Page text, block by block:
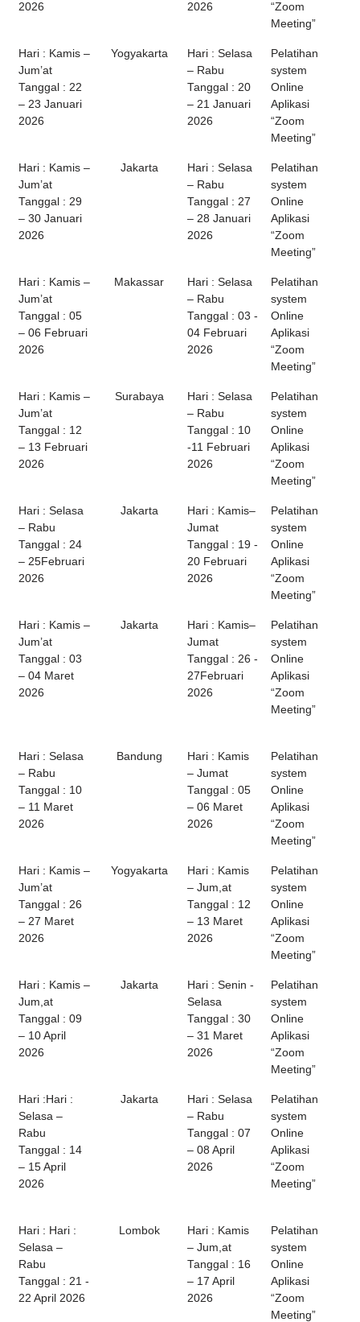
2026
2026
“Zoom
Meeting”
Hari : Kamis –
Jum’at
Tanggal : 22
– 23 Januari
2026
Yogyakarta
Hari : Selasa
– Rabu
Tanggal : 20
– 21 Januari
2026
Pelatihan
system
Online
Aplikasi
“Zoom
Meeting”
Hari : Kamis –
Jum’at
Tanggal : 29
– 30 Januari
2026
Jakarta
Hari : Selasa
– Rabu
Tanggal : 27
– 28 Januari
2026
Pelatihan
system
Online
Aplikasi
“Zoom
Meeting”
Hari : Kamis –
Jum’at
Tanggal : 05
– 06 Februari
2026
Makassar
Hari : Selasa
– Rabu
Tanggal : 03 -
04 Februari
2026
Pelatihan
system
Online
Aplikasi
“Zoom
Meeting”
Hari : Kamis –
Jum’at
Tanggal : 12
– 13 Februari
2026
Surabaya
Hari : Selasa
– Rabu
Tanggal : 10
-11 Februari
2026
Pelatihan
system
Online
Aplikasi
“Zoom
Meeting”
Hari : Selasa
– Rabu
Tanggal : 24
– 25Februari
2026
Jakarta
Hari : Kamis–
Jumat
Tanggal : 19 -
20 Februari
2026
Pelatihan
system
Online
Aplikasi
“Zoom
Meeting”
Hari : Kamis –
Jum’at
Tanggal : 03
– 04 Maret
2026
Jakarta
Hari : Kamis–
Jumat
Tanggal : 26 -
27Februari
2026
Pelatihan
system
Online
Aplikasi
“Zoom
Meeting”
Hari : Selasa
– Rabu
Tanggal : 10
– 11 Maret
2026
Bandung
Hari : Kamis
– Jumat
Tanggal : 05
– 06 Maret
2026
Pelatihan
system
Online
Aplikasi
“Zoom
Meeting”
Hari : Kamis –
Jum’at
Tanggal : 26
– 27 Maret
2026
Yogyakarta
Hari : Kamis
– Jum,at
Tanggal : 12
– 13 Maret
2026
Pelatihan
system
Online
Aplikasi
“Zoom
Meeting”
Hari : Kamis –
Jum,at
Tanggal : 09
– 10 April
2026
Jakarta
Hari : Senin -
Selasa
Tanggal : 30
– 31 Maret
2026
Pelatihan
system
Online
Aplikasi
“Zoom
Meeting”
Hari :Hari :
Selasa –
Rabu
Tanggal : 14
– 15 April
2026
Jakarta
Hari : Selasa
– Rabu
Tanggal : 07
– 08 April
2026
Pelatihan
system
Online
Aplikasi
“Zoom
Meeting”
Hari : Hari :
Selasa –
Rabu
Tanggal : 21 -
22 April 2026
Lombok
Hari : Kamis
– Jum,at
Tanggal : 16
– 17 April
2026
Pelatihan
system
Online
Aplikasi
“Zoom
Meeting”